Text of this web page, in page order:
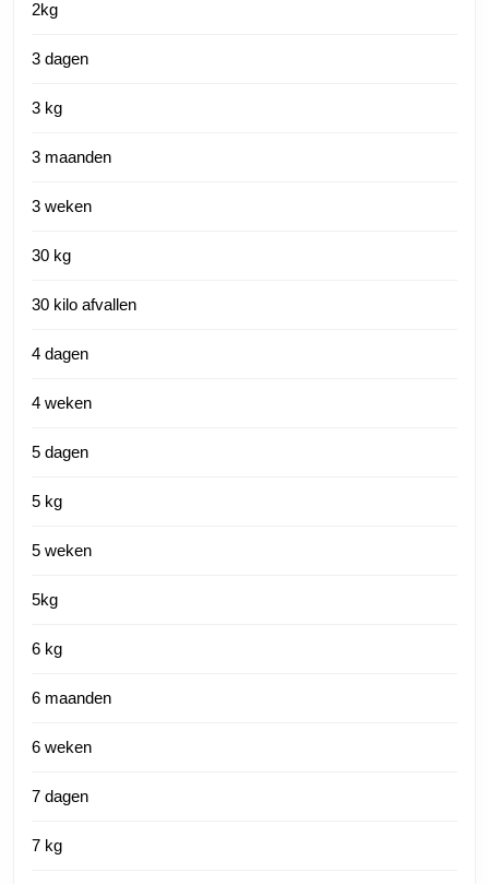
2kg
3 dagen
3 kg
3 maanden
3 weken
30 kg
30 kilo afvallen
4 dagen
4 weken
5 dagen
5 kg
5 weken
5kg
6 kg
6 maanden
6 weken
7 dagen
7 kg